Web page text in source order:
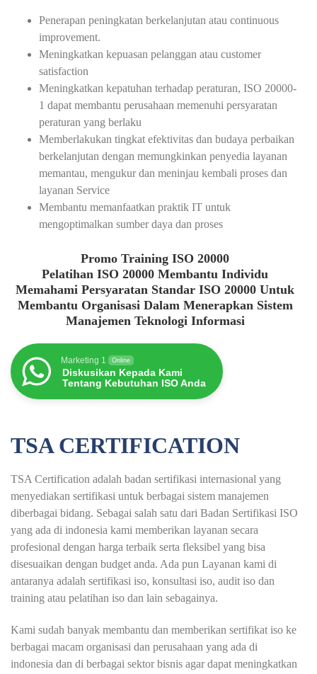
Penerapan peningkatan berkelanjutan atau continuous
improvement.
Meningkatkan kepuasan pelanggan atau customer
satisfaction
Meningkatkan kepatuhan terhadap peraturan, ISO 20000-
1 dapat membantu perusahaan memenuhi persyaratan
peraturan yang berlaku
Memberlakukan tingkat efektivitas dan budaya perbaikan
berkelanjutan dengan memungkinkan penyedia layanan
memantau, mengukur dan meninjau kembali proses dan
layanan Service
Membantu memanfaatkan praktik IT untuk
mengoptimalkan sumber daya dan proses
Promo Training ISO 20000
Pelatihan ISO 20000 Membantu Individu
Memahami Persyaratan Standar ISO 20000 Untuk
Membantu Organisasi Dalam Menerapkan Sistem
Manajemen Teknologi Informasi
Marketing 1 Online
Diskusikan Kepada Kami
Tentang Kebutuhan ISO Anda
TSA CERTIFICATION
TSA Certification adalah badan sertifikasi internasional yang
menyediakan sertifikasi untuk berbagai sistem manajemen
diberbagai bidang. Sebagai salah satu dari Badan Sertifikasi ISO
yang ada di indonesia kami memberikan layanan secara
profesional dengan harga terbaik serta fleksibel yang bisa
disesuaikan dengan budget anda. Ada pun Layanan kami di
antaranya adalah sertifikasi iso, konsultasi iso, audit iso dan
training atau pelatihan iso dan lain sebagainya.
Kami sudah banyak membantu dan memberikan sertifikat iso ke
berbagai macam organisasi dan perusahaan yang ada di
indonesia dan di berbagai sektor bisnis agar dapat meningkatkan